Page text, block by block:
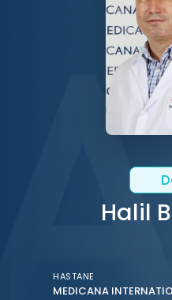
Halil
HASTANE
MEDICANA